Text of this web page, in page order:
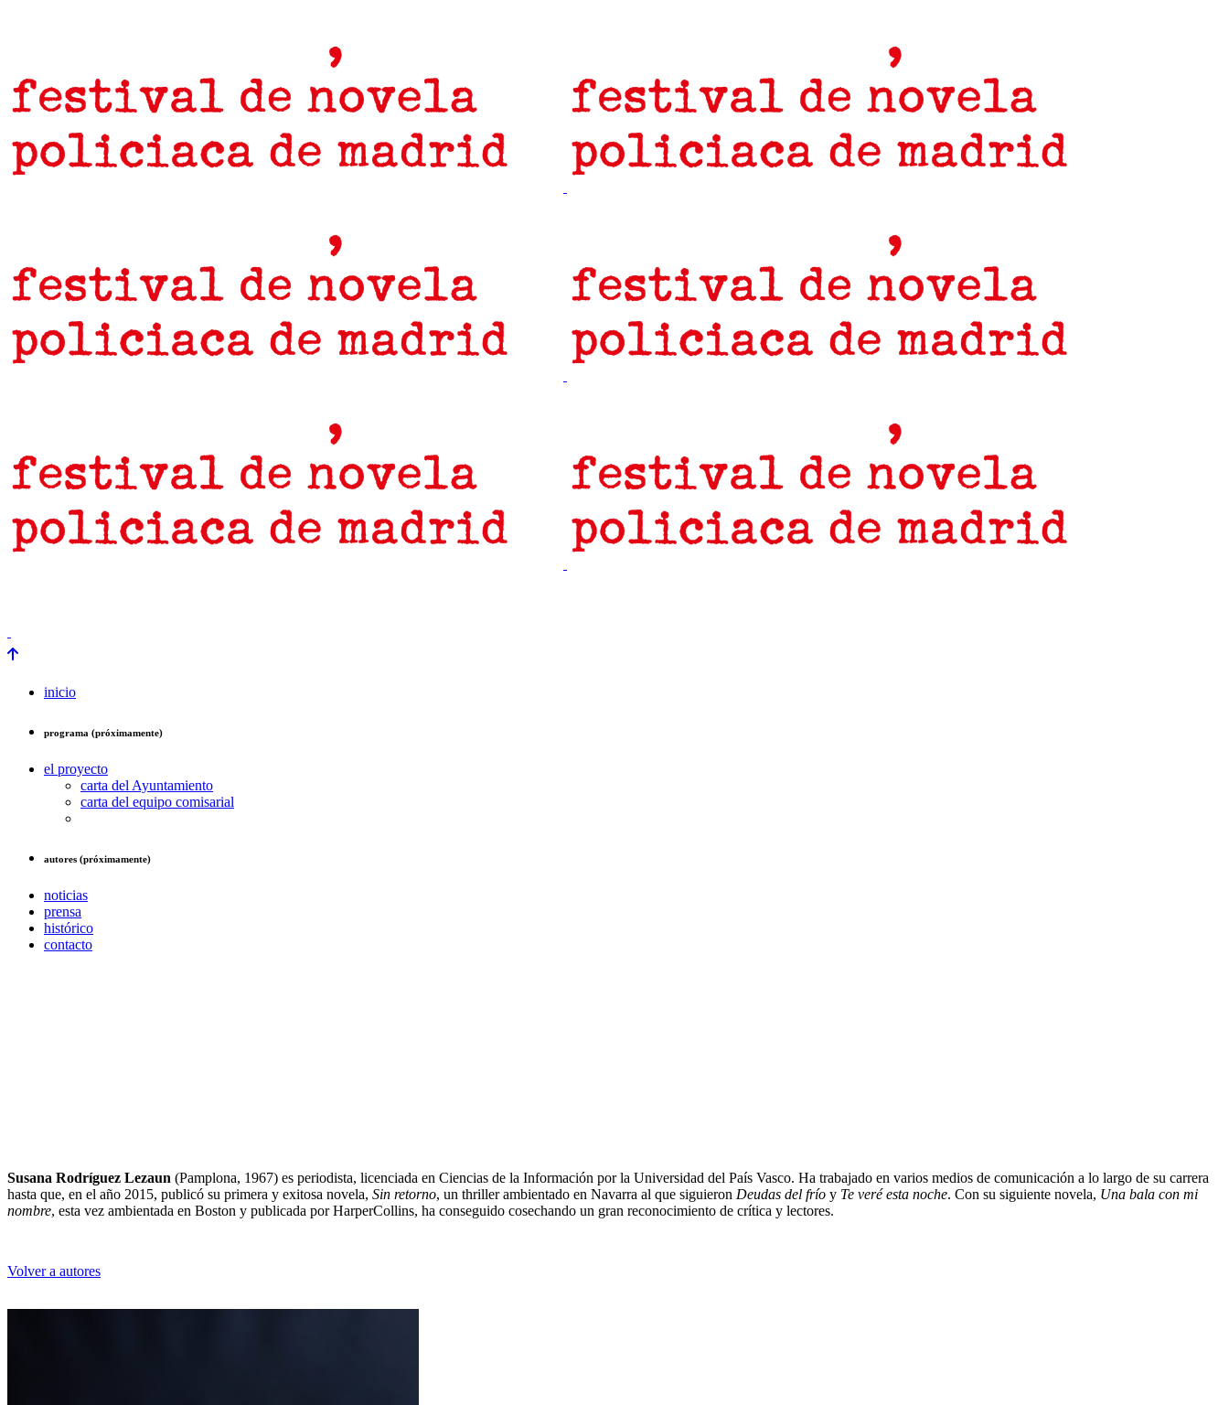
inicio
programa (próximamente)
el proyecto
carta del Ayuntamiento
carta del equipo comisarial
autores (próximamente)
noticias
prensa
histórico
contacto
Susana Rodríguez Lezaun (Pamplona, 1967) es periodista, licenciada en Ciencias de la Información por la Universidad del País Vasco. Ha trabajado en varios medios de comunicación a lo largo de su carrera
hasta que, en el año 2015, publicó su primera y exitosa novela, Sin retorno, un thriller ambientado en Navarra al que siguieron Deudas del frío y Te veré esta noche. Con su siguiente novela, Una bala con mi
nombre, esta vez ambientada en Boston y publicada por HarperCollins, ha conseguido cosechando un gran reconocimiento de crítica y lectores.
Volver a autores